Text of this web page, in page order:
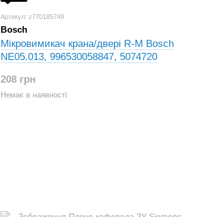
Артикул: z770185749
Bosch
Мікровимикач крана/двері R-M Bosch
NE05.013, 996530058847, 5074720
208 грн
Немає в наявності